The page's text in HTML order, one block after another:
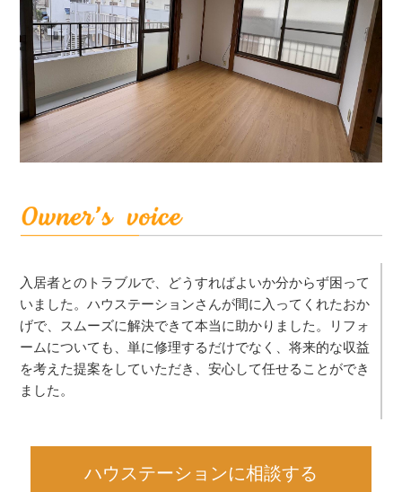
入居者とのトラブルで、どうすればよいか分からず困って
いました。ハウステーションさんが間に入ってくれたおか
げで、スムーズに解決できて本当に助かりました。リフォ
ームについても、単に修理するだけでなく、将来的な収益
を考えた提案をしていただき、安心して任せることができ
ました。
ハウステーションに相談する